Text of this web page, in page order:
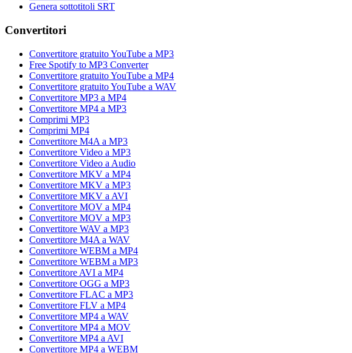
Genera sottotitoli SRT
Convertitori
Convertitore gratuito YouTube a MP3
Free Spotify to MP3 Converter
Convertitore gratuito YouTube a MP4
Convertitore gratuito YouTube a WAV
Convertitore MP3 a MP4
Convertitore MP4 a MP3
Comprimi MP3
Comprimi MP4
Convertitore M4A a MP3
Convertitore Video a MP3
Convertitore Video a Audio
Convertitore MKV a MP4
Convertitore MKV a MP3
Convertitore MKV a AVI
Convertitore MOV a MP4
Convertitore MOV a MP3
Convertitore WAV a MP3
Convertitore M4A a WAV
Convertitore WEBM a MP4
Convertitore WEBM a MP3
Convertitore AVI a MP4
Convertitore OGG a MP3
Convertitore FLAC a MP3
Convertitore FLV a MP4
Convertitore MP4 a WAV
Convertitore MP4 a MOV
Convertitore MP4 a AVI
Convertitore MP4 a WEBM